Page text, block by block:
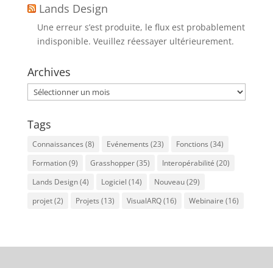
Lands Design
Une erreur s’est produite, le flux est probablement
indisponible. Veuillez réessayer ultérieurement.
Archives
Archives
Tags
Connaissances (8) Evénements (23) Fonctions (34)
Formation(9) Grasshopper(35) Interopérabilité (20)
Lands Design(4) Logiciel (14) Nouveau(29)
projet(2) Projets (13) VisualARQ(16) Webinaire (16)